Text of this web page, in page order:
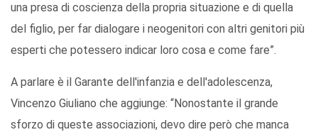
una presa di coscienza della propria situazione e di quella
del figlio, per far dialogare i neogenitori con altri genitori più
esperti che potessero indicar loro cosa e come fare”.
A parlare è il Garante dell'infanzia e dell'adolescenza,
Vincenzo Giuliano che aggiunge: “Nonostante il grande
sforzo di queste associazioni, devo dire però che manca